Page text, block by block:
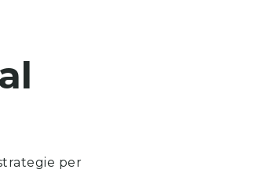
per